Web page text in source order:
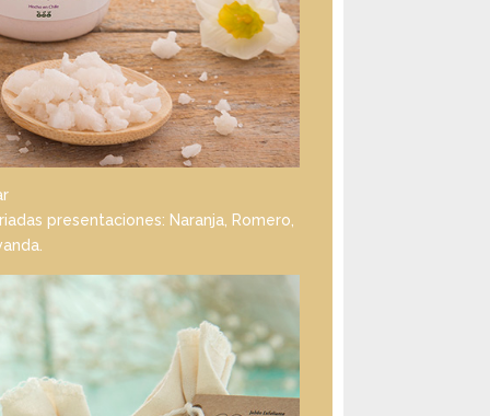
presentaciones: Naranja, Romero,